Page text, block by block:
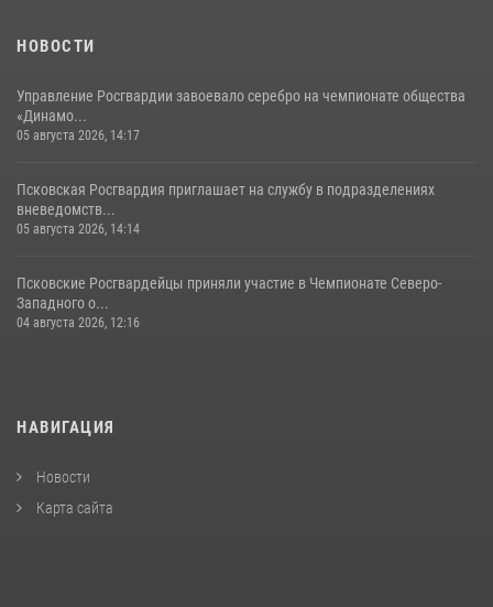
16 июля 2026, 10:24
НОВОСТИ
Управление Росгвардии завоевало серебро на чемпионате общества
«Динамо...
05 августа 2026, 14:17
Псковская Росгвардия приглашает на службу в подразделениях
вневедомств...
05 августа 2026, 14:14
Псковские Росгвардейцы приняли участие в Чемпионате Северо-
Западного о...
04 августа 2026, 12:16
НАВИГАЦИЯ
Новости
Карта сайта